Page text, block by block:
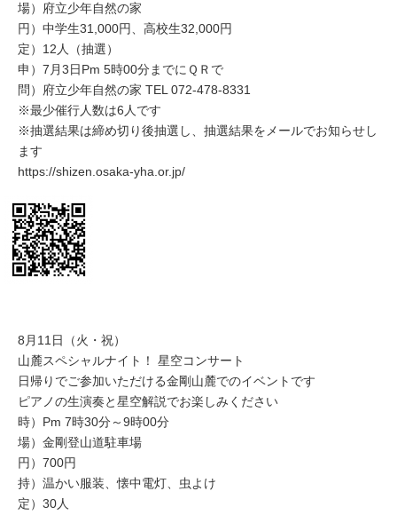
場）府立少年自然の家
円）中学生31,000円、高校生32,000円
定）12人（抽選）
申）7月3日Pm 5時00分までにＱＲで
問）府立少年自然の家 TEL 072-478-8331
※最少催行人数は6人です
※抽選結果は締め切り後抽選し、抽選結果をメールでお知らせし
ます
https://shizen.osaka-yha.or.jp/
8月11日（火・祝）
山麓スペシャルナイト！ 星空コンサート
日帰りでご参加いただける金剛山麓でのイベントです
ピアノの生演奏と星空解説でお楽しみください
時）Pm 7時30分～9時00分
場）金剛登山道駐車場
円）700円
持）温かい服装、懐中電灯、虫よけ
定）30人